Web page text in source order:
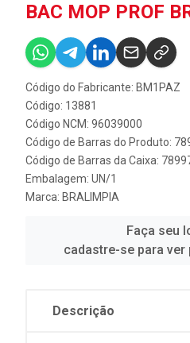
BAC MOP PROF
Código do Fabricante: BM1PAZ
Código: 13881
Código NCM: 96039000
Código de Barras do Produto:
Código de Barras da Caixa:
Embalagem: UN/1
Marca: BRALIMPIA
Faça seu
cadastre-se para
Descrição